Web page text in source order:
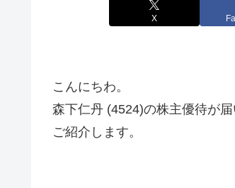
X
こんにちわ。
森下仁丹 (4524)の株主優待が
ご紹介します。